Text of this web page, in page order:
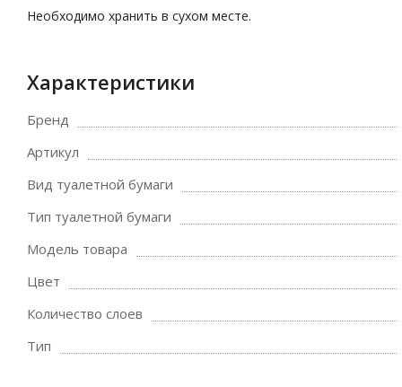
Необходимо хранить в сухом месте.
Характеристики
Бренд
Артикул
Вид туалетной бумаги
Тип туалетной бумаги
Модель товара
Цвет
Количество слоев
Тип